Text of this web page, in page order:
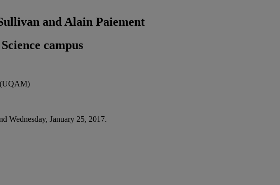
and Alain Paiement
campus
(UQAM)
Wednesday, January 25, 2017.